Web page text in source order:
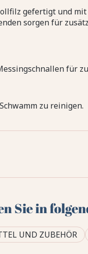
gefertigt und
sorgen für
für
zu reinigen.
Sie in
UND ZUBEHÖR